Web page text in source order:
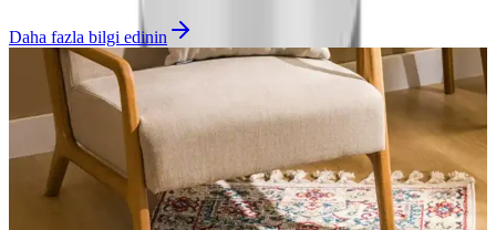
Daha fazla bilgi edinin